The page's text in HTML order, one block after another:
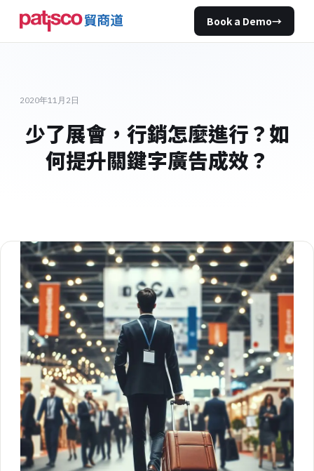
Book a Demo→
2020年11月2日
少了展會，行銷怎麼進行？如
何提升關鍵字廣告成效？